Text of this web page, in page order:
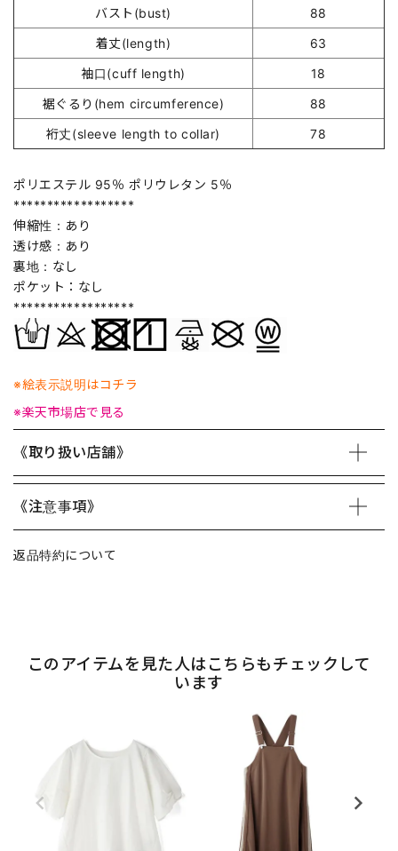
バスト(bust)
88
着丈(length)
63
袖口(cuff length)
18
裾ぐるり(hem circumference)
88
裄丈(sleeve length to collar)
78
ポリエステル 95％ ポリウレタン 5％
******************
伸縮性：あり
透け感：あり
裏地：なし
ポケット：なし
******************
※絵表示説明はコチラ
※楽天市場店で見る
《取り扱い店舗》
《注意事項》
返品特約について
このアイテムを見た人はこちらもチェックして
います